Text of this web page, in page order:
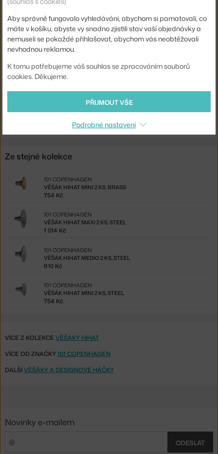
Průměr:
3,5 cm
Barva:
zlatá
Materiál:
mosaz, ocel
Typ věšáku:
nástěnný, vhodné jako úchytka
Kód produktu 1CP-214061
Ste zo Slovenska? Prejdite naVešiak HiHat Mini 2 ks, brass
Ze stejné kolekce
VĚŠÁK HIHAT MINI 2 KS, BRASS
101 COPENHAGEN
754 Kč
VĚŠÁK HIHAT MAXI 2 KS, STEEL
101 COPENHAGEN
1 014 Kč
VĚŠÁK HIHAT MEDIO 2 KS, STEEL
101 COPENHAGEN
910 Kč
VĚŠÁK HIHAT MINI 2 KS, STEEL
101 COPENHAGEN
754 Kč
VÍCE Z KOLEKCE VĚŠÁKY HIHAT
VÍCE OD ZNAČKY101 COPENHAGEN
DALŠÍVĚŠÁKY A DESIGNOVÉ HÁČKY
Aby správně fungovalo vyhledávání, abychom si pamatovali, co
máte v košíku, abyste vy snadno zjistili stav vaší objednávky a
nemuseli se pokaždé přihlašovat, abychom vás neobtěžovali
nevhodnou reklamou.
K tomu potřebujeme váš souhlas se zpracováním souborů
cookies. Děkujeme.
PŘIJMOUT VŠE
Podrobné nastavení
Novinky e-mailem
ODESLAT